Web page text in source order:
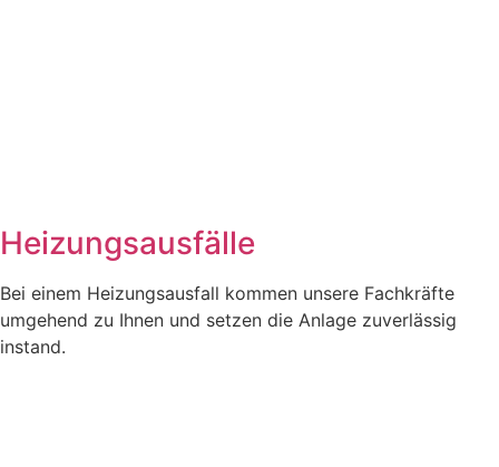
Heizungsausfälle
Bei einem Heizungsausfall kommen unsere Fachkräfte
umgehend zu Ihnen und setzen die Anlage zuverlässig
instand.